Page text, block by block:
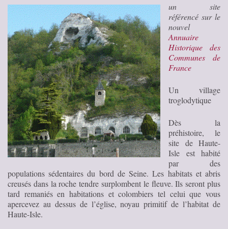
un site
référencé sur le
nouvel
Annuaire
Historique des
Communes de
France
Un village
troglodytique
Dès la
préhistoire, le
site de Haute-
Isle est habité
par des
populations sédentaires du bord de Seine. Les habitats et abris
creusés dans la roche tendre surplombent le fleuve. Ils seront plus
tard remaniés en habitations et colombiers tel celui que vous
apercevez au dessus de l’église, noyau primitif de l’habitat de
Haute-Isle.